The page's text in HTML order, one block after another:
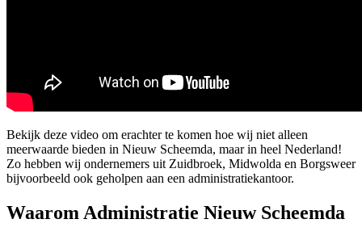
Bekijk deze video om erachter te komen hoe wij niet alleen
meerwaarde bieden in Nieuw Scheemda, maar in heel Nederland!
Zo hebben wij ondernemers uit Zuidbroek, Midwolda en Borgsweer
bijvoorbeeld ook geholpen aan een administratiekantoor.
Waarom Administratie Nieuw Scheemda